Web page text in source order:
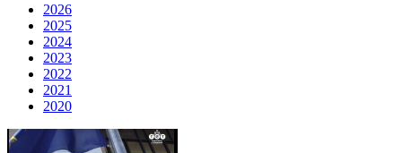
2026
2025
2024
2023
2022
2021
2020